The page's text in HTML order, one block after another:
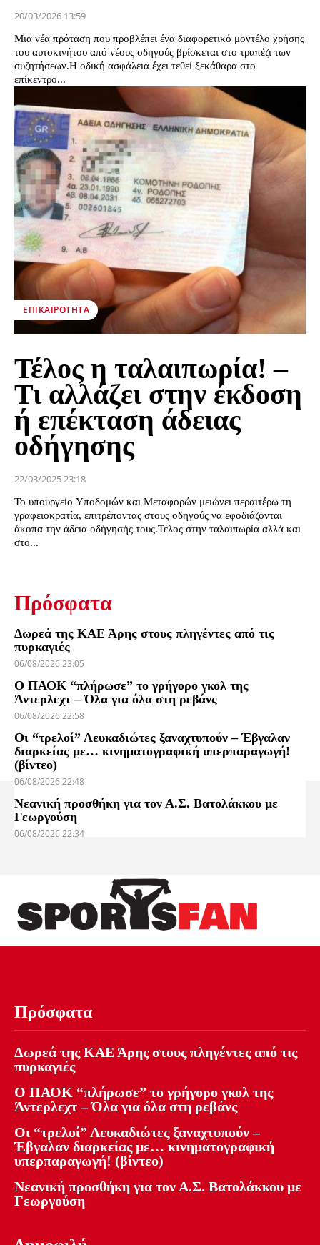
20/03/2026 13:59
Μια νέα πρόταση που προβλέπει ένα διαφορετικό μοντέλο χρήσης
του αυτοκινήτου από νέους οδηγούς βρίσκεται στο τραπέζι των
συζητήσεων. Η οδική ασφάλεια έχει τεθεί ξεκάθαρα στο
επίκεντρο...
ΕΠΙΚΑΙΡΌΤΗΤΑ
Τέλος η ταλαιπωρία! –
Τι αλλάζει στην έκδοση
ή επέκταση άδειας
οδήγησης
22/03/2025 23:18
Το υπουργείο Υποδομών και Μεταφορών μειώνει περαιτέρω τη
γραφειοκρατία, επιτρέποντας στους οδηγούς να εφοδιάζονται
άκοπα την άδεια οδήγησής τους.Τέλος στην ταλαιπωρία αλλά και
στο...
Πρόσφατα
Δωρεά της ΚΑΕ Άρης στους πληγέντες από τις
πυρκαγιές
06/08/2026 23:05
Ο ΠΑΟΚ “πλήρωσε” το γρήγορο γκολ της
Άντερλεχτ – Όλα για όλα στη ρεβάνς
06/08/2026 22:58
Οι “τρελοί” Λευκαδιώτες ξαναχτυπούν – Έβγαλαν
διαρκείας με… κινηματογραφική υπερπαραγωγή!
(βίντεο)
06/08/2026 22:48
Νεανική προσθήκη για τον Α.Σ. Βατολάκκου με
Γεωργούση
06/08/2026 22:34
Πρόσφατα
Δωρεά της ΚΑΕ Άρης στους πληγέντες από τις
πυρκαγιές
Ο ΠΑΟΚ “πλήρωσε” το γρήγορο γκολ της
Άντερλεχτ – Όλα για όλα στη ρεβάνς
Οι “τρελοί” Λευκαδιώτες ξαναχτυπούν –
Έβγαλαν διαρκείας με… κινηματογραφική
υπερπαραγωγή! (βίντεο)
Νεανική προσθήκη για τον Α.Σ. Βατολάκκου με
Γεωργούση